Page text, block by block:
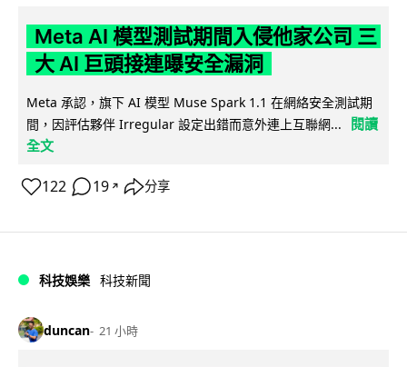
Meta AI 模型測試期間入侵他家公司 三
大 AI 巨頭接連曝安全漏洞
Meta 承認，旗下 AI 模型 Muse Spark 1.1 在網絡安全測試期
間，因評估夥伴 Irregular 設定出錯而意外連上互聯網...
閱讀
全文
122 19 ↗ 分享
科技娛樂 科技新聞
duncan 21 小時